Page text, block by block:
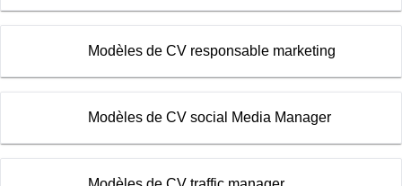
Modèles de CV responsable marketing
Modèles de CV social Media Manager